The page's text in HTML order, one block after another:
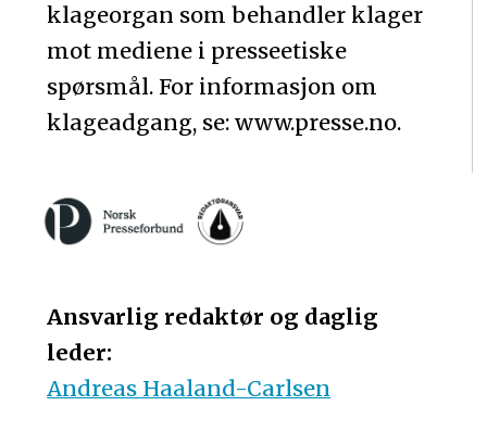
klageorgan som behandler klager
mot mediene i presseetiske
spørsmål. For informasjon om
klageadgang, se: www.presse.no.
Ansvarlig redaktør og daglig
leder:
Andreas Haaland-Carlsen